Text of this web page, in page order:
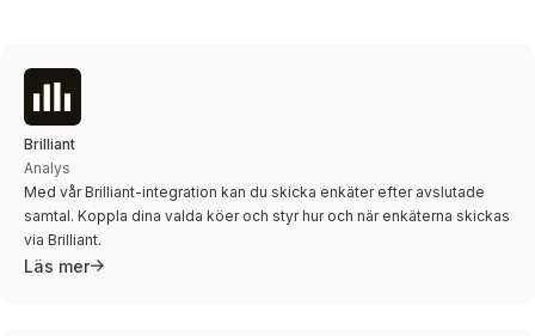
Brilliant
Analys
Med vår Brilliant-integration kan du skicka enkäter efter avslutade
samtal. Koppla dina valda köer och styr hur och när enkäterna skickas
via Brilliant.
Läs mer